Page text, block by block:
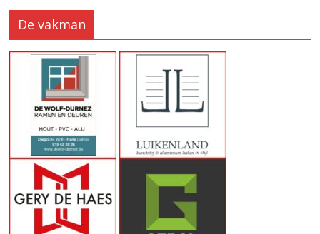
De vakman